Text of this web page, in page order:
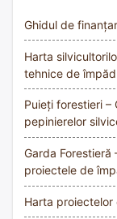
Ghidul de
Harta
tehnice de
Puieți forestieri
pepinierelor
Garda
proiectele de
Harta proiectelor